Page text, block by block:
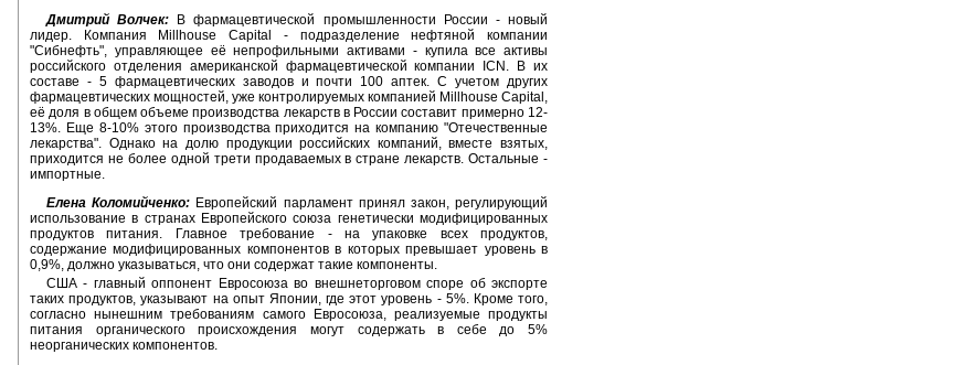
Дмитрий Волчек: В фармацевтической промышленности России - новый
лидер. Компания Millhouse Capital - подразделение нефтяной компании
"Сибнефть", управляющее её непрофильными активами - купила все активы
российского отделения американской фармацевтической компании ICN. В их
составе - 5 фармацевтических заводов и почти 100 аптек. С учетом других
фармацевтических мощностей, уже контролируемых компанией Millhouse Capital,
её доля в общем объеме производства лекарств в России составит примерно 12-
13%. Еще 8-10% этого производства приходится на компанию "Отечественные
лекарства". Однако на долю продукции российских компаний, вместе взятых,
приходится не более одной трети продаваемых в стране лекарств. Остальные -
импортные.
Елена Коломийченко: Европейский парламент принял закон, регулирующий
использование в странах Европейского союза генетически модифицированных
продуктов питания. Главное требование - на упаковке всех продуктов,
содержание модифицированных компонентов в которых превышает уровень в
0,9%, должно указываться, что они содержат такие компоненты.
США - главный оппонент Евросоюза во внешнеторговом споре об экспорте
таких продуктов, указывают на опыт Японии, где этот уровень - 5%. Кроме того,
согласно нынешним требованиям самого Евросоюза, реализуемые продукты
питания органического происхождения могут содержать в себе до 5%
неорганических компонентов.